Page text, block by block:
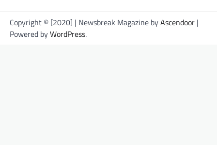
Copyright © [2020] | Newsbreak Magazine byAscendoor |
Powered byWordPress.